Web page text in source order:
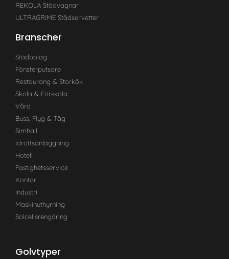
REKOLA Städvagnar
ULTRAGRIME Städservetter
Branscher
Städbolag
Fönsterputsare
Restaurang & Storkök
Skola & Förskola
Vård
Buss, Flyg & Tåg
Simhall
Idrottsanläggning
Hotell
Fastighetsservice
Kontor
Industri
Maskinuthyrning
Solcellsrengöring
Golvtyper